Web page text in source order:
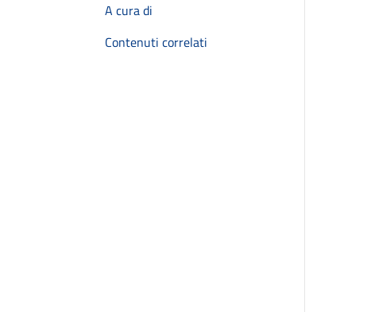
A cura di
Contenuti correlati